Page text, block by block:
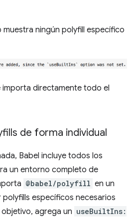
muestra ningún polyfill específico
importa directamente todo el
de forma individual
Babel incluye todos los
un entorno completo de
@babel/polyfill en un
específicos necesarios
agrega un useBuiltIns: